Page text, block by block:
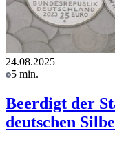
24.08.2025
5 min.
Beerdigt der
deutschen